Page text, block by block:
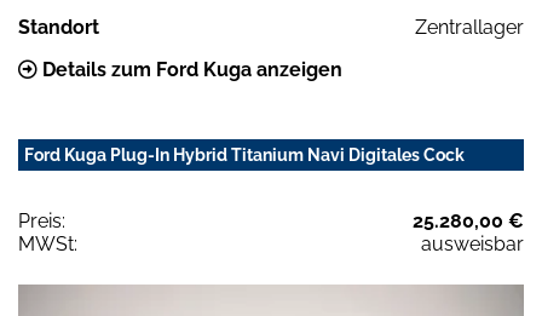
Standort
Zentrallager
Details zum Ford Kuga anzeigen
Ford Kuga Plug-In Hybrid Titanium Navi Digitales Cock
Preis:
25.280,00 €
MWSt:
ausweisbar